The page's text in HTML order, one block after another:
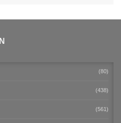
(80)
(438)
(561)